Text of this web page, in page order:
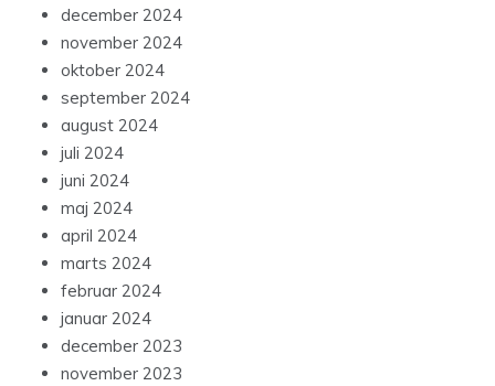
december 2024
november 2024
oktober 2024
september 2024
august 2024
juli 2024
juni 2024
maj 2024
april 2024
marts 2024
februar 2024
januar 2024
december 2023
november 2023